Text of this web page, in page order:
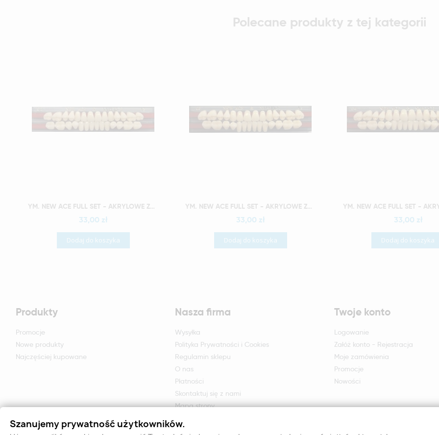
Polecane produkty z tej kategorii
Szybki podgląd YM. NEW ACE FULL SET - AKRYLOWE ZĘBY SZTUCZNE - A1-O2
33,00 zł
Dodaj do koszyka
Szybki podgląd YM. NEW ACE FULL SET - AKRYLOWE ZĘBY SZTUCZNE - A1-O3
33,00 zł
Dodaj do koszyka
Szybki podgląd
33,00 zł
Dodaj do koszyka
Produkty
Promocje
Nowe produkty
Najczęściej kupowane
Nasza firma
Wysyłka
Polityka Prywatności i Cookies
Regulamin sklepu
O nas
Płatności
Skontaktuj się z nami
Mapa strony
Twoje konto
Logowanie
Załóż konto - Rejestracja
Moje zamówienia
Promocje
Nowości
Szanujemy prywatność użytkowników.